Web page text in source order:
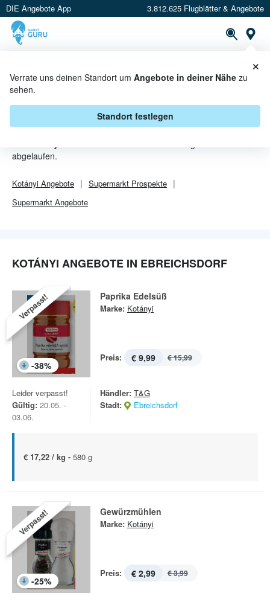
DIE Angebote App 3.812.625 Flugblätter & Angebote
Verrate uns deinen Standort um Angebote in deiner Nähe zu
sehen.
Standort festlegen
×
KOTÁNYI ANGEBOTE IN
EBREICHSDORF
abgelaufen.
Kotányi Angebote Supermarkt Prospekte
Supermarkt Angebote
KOTÁNYI ANGEBOTE IN EBREICHSDORF
Verpasst!
-38%
Paprika Edelsüß
Marke: Kotányi
Preis: € 9,99 € 15,99
Leider verpasst!
Gültig: 20.05. -
03.06.
Händler: T&G
Stadt:
Ebreichsdorf
€ 17,22 / kg - 580 g
Verpasst!
-25%
Gewürzmühlen
Marke: Kotányi
Preis: € 2,99 € 3,99